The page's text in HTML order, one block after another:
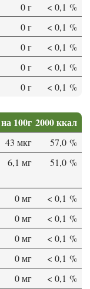
0 г
< 0,1 %
0 г
< 0,1 %
0 г
< 0,1 %
0 г
< 0,1 %
0 г < 0,1 %
на 100г 2000 ккал
43 мкг
57,0 %
6,1 мг 51,0 %
0 мг
< 0,1 %
0 мг
< 0,1 %
0 мг
< 0,1 %
0 мг
< 0,1 %
0 мг < 0,1 %